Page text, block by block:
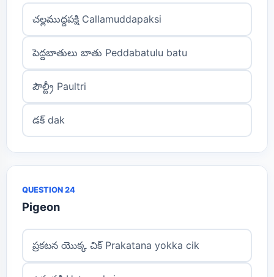
చల్లముద్దపక్షి Callamuddapaksi
పెద్దబాతులు బాతు Peddabatulu batu
పౌల్ట్రీ Paultri
డక్ dak
QUESTION 24
Pigeon
ప్రకటన యొక్క చిక్ Prakatana yokka cik